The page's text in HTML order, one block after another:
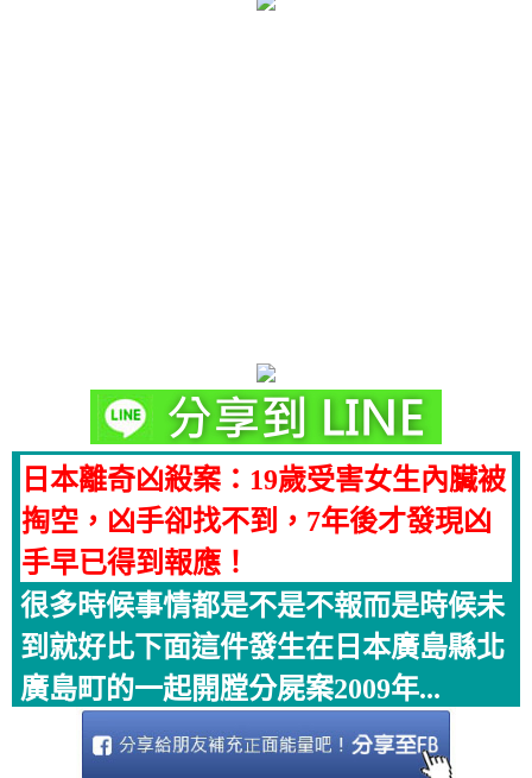
日本離奇凶殺案：19歲受害女生內臟被
掏空，凶手卻找不到，7年後才發現凶
手早已得到報應！
很多時候事情都是不是不報而是時候未
到就好比下面這件發生在日本廣島縣北
廣島町的一起開膛分屍案2009年...